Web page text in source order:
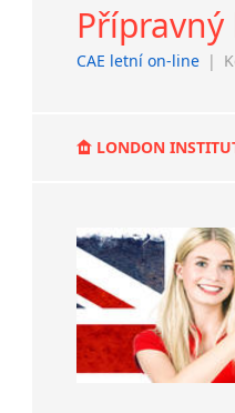
CAE letní on-line |
LONDON